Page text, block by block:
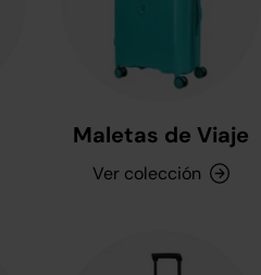
Maletas de Viaje
Ver colección